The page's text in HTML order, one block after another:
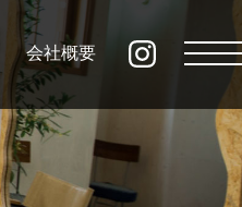
会社概要